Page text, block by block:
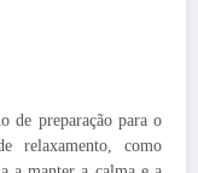
de preparação para o
relaxamento, como